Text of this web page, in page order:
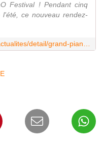
Festival ! Pendant cinq
ce nouveau rendez-